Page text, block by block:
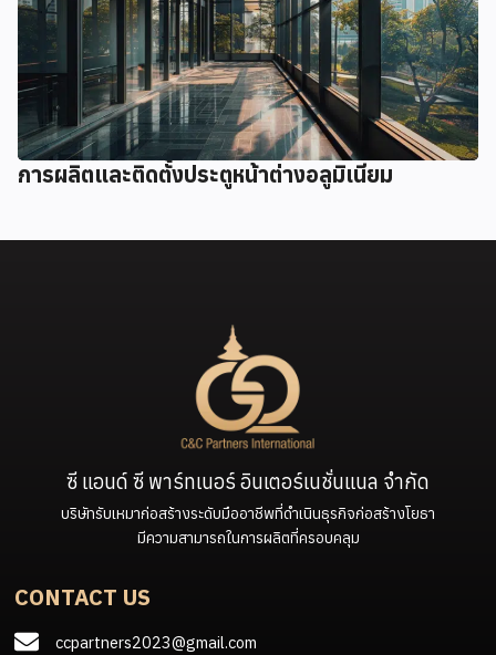
การผลิตและติดตั้งประตูหน้าต่างอลูมิเนียม
ซี แอนด์ ซี พาร์ทเนอร์ อินเตอร์เนชั่นแนล จำกัด
บริษัทรับเหมาก่อสร้างระดับมืออาชีพที่ดำเนินธุรกิจก่อสร้างโยธา
มีความสามารถในการผลิตที่ครอบคลุม
CONTACT US
ccpartners2023@gmail.com